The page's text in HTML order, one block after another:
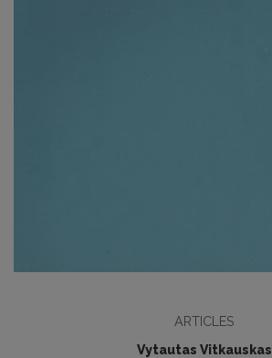
ARTICLES
Vytautas Vitkauskas